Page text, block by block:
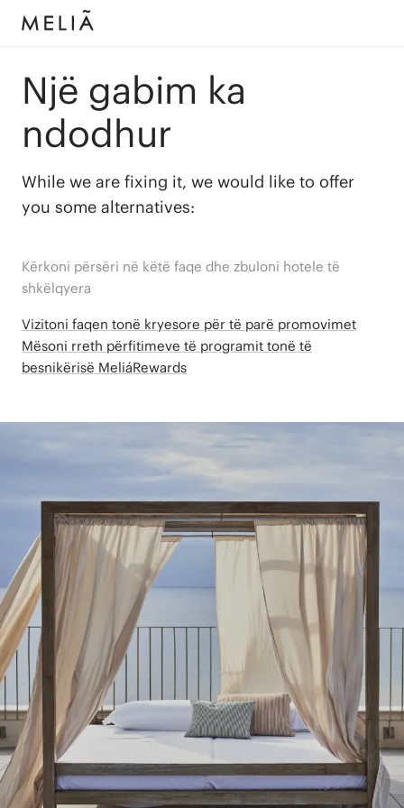
Një gabim ka
ndodhur
While we are fixing it, we would like to offer
you some alternatives:
Kërkoni përsëri në këtë faqe dhe zbuloni hotele të
shkëlqyera
Vizitoni faqen tonë kryesore për të parë promovimet
Mësoni rreth përfitimeve të programit tonë të
besnikërisë MeliáRewards